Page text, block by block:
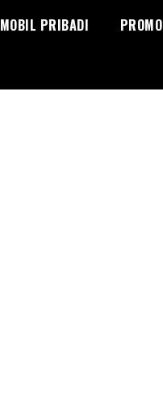
MOBIL PRIBADI PROMO